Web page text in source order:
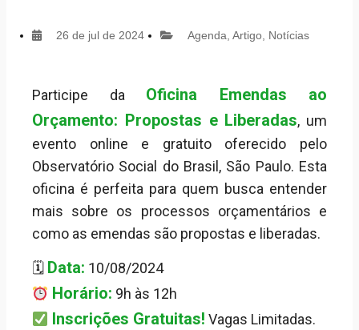
26 de jul de 2024 Agenda Artigo Notícias
Participe da Oficina Emendas ao
Orçamento: Propostas e Liberadas, um
evento online e gratuito oferecido pelo
Observatório Social do Brasil, São Paulo. Esta
oficina é perfeita para quem busca entender
mais sobre os processos orçamentários e
como as emendas são propostas e liberadas.
🗓 Data: 10/08/2024
Horário: 9h às 12h
Inscrições Gratuitas! Vagas Limitadas.